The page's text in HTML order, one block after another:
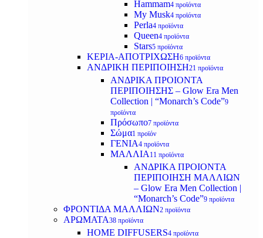
Hammam4 προϊόντα
My Musk4 προϊόντα
Perla4 προϊόντα
Queen4 προϊόντα
Stars5 προϊόντα
ΚΕΡΙΑ-ΑΠΟΤΡΙΧΩΣΗ6 προϊόντα
ΑΝΔΡΙΚΗ ΠΕΡΙΠΟΙΗΣΗ21 προϊόντα
ΑΝΔΡΙΚΑ ΠΡΟΙΟΝΤΑ
ΠΕΡΙΠΟΙΗΣΗΣ – Glow Era Men
Collection | “Monarch’s Code”9
προϊόντα
Πρόσωπο7 προϊόντα
Σώμα1 προϊόν
ΓΕΝΙΑ4 προϊόντα
ΜΑΛΛΙΑ 11 προϊόντα
ΑΝΔΡΙΚΑ ΠΡΟΙΟΝΤΑ
ΠΕΡΙΠΟΙΗΣΗ ΜΑΛΛΙΩΝ
– Glow Era Men Collection |
“Monarch’s Code”9 προϊόντα
ΦΡΟΝΤΙΔΑ ΜΑΛΛΙΩΝ2 προϊόντα
ΑΡΩΜΑΤΑ38 προϊόντα
HOME DIFFUSERS4 προϊόντα